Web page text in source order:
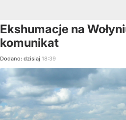
Ekshumacje na
komunikat
Dodano: dzisiaj 18:39